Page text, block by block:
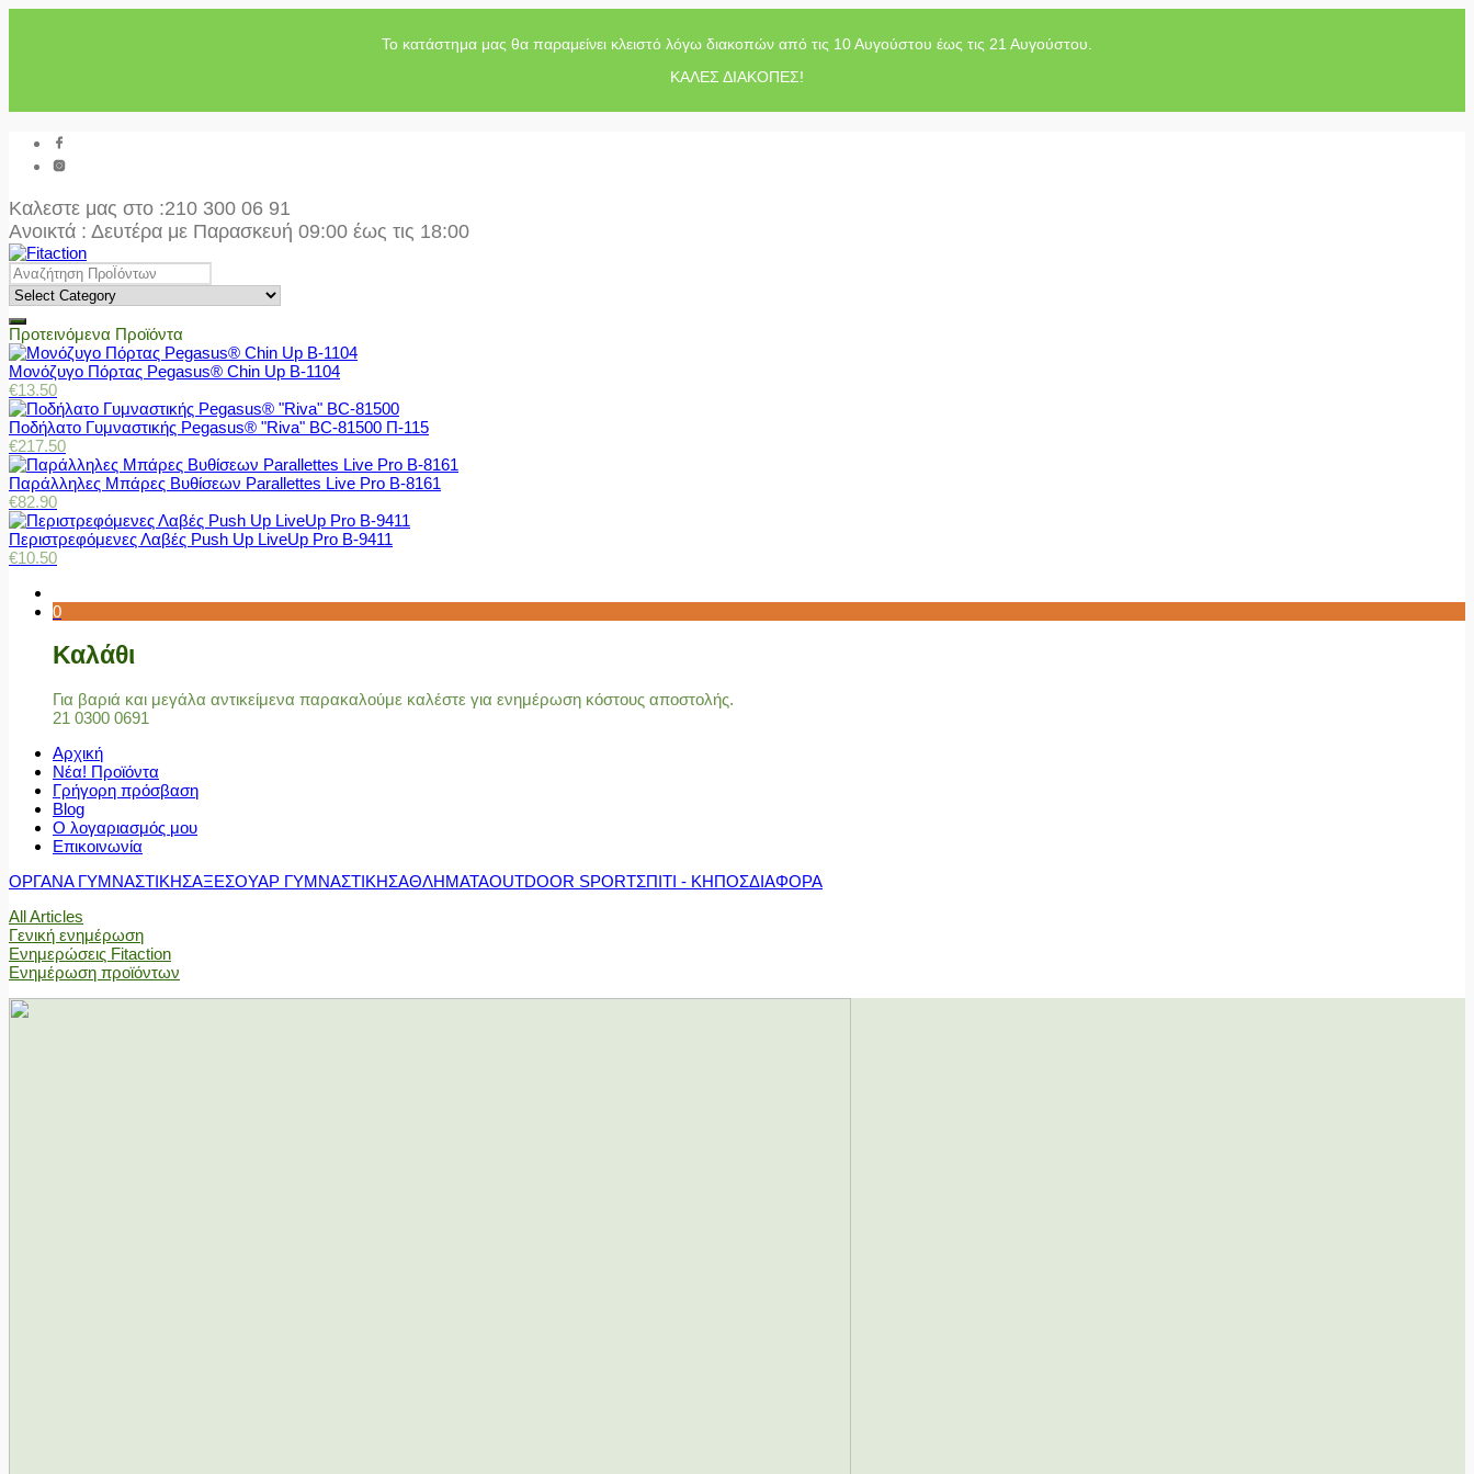
Το κατάστημα μας θα παραμείνει κλειστό λόγω διακοπών από τις 10 Αυγούστου έως τις 21 Αυγούστου.
ΚΑΛΕΣ ΔΙΑΚΟΠΕΣ!
Καλεστε μας στο :210 300 06 91
Ανοικτά : Δευτέρα με Παρασκευή 09:00 έως τις 18:00
Προτεινόμενα Προϊόντα
Μονόζυγο Πόρτας Pegasus® Chin Up Β-1104
€13.50
Ποδήλατο Γυμναστικής Pegasus® "Riva" BC-81500 Π-115
€217.50
Παράλληλες Μπάρες Βυθίσεων Parallettes Live Pro Β-8161
€82.90
Περιστρεφόμενες Λαβές Push Up LiveUp Pro Β-9411
€10.50
0
Καλάθι
Για βαριά και μεγάλα αντικείμενα παρακαλούμε καλέστε για ενημέρωση κόστους αποστολής.
21 0300 0691
Αρχική
Νέα! Προϊόντα
Γρήγορη πρόσβαση
Blog
Ο λογαριασμός μου
Επικοινωνία
ΟΡΓΑΝΑ ΓΥΜΝΑΣΤΙΚΗΣΑΞΕΣΟΥΑΡ ΓΥΜΝΑΣΤΙΚΗΣΑΘΛΗΜΑΤΑOUTDOOR SPORTΣΠΙΤΙ - ΚΗΠΟΣΔΙΑΦΟΡΑ
All Articles
Γενική ενημέρωση
Ενημερώσεις Fitaction
Ενημέρωση προϊόντων